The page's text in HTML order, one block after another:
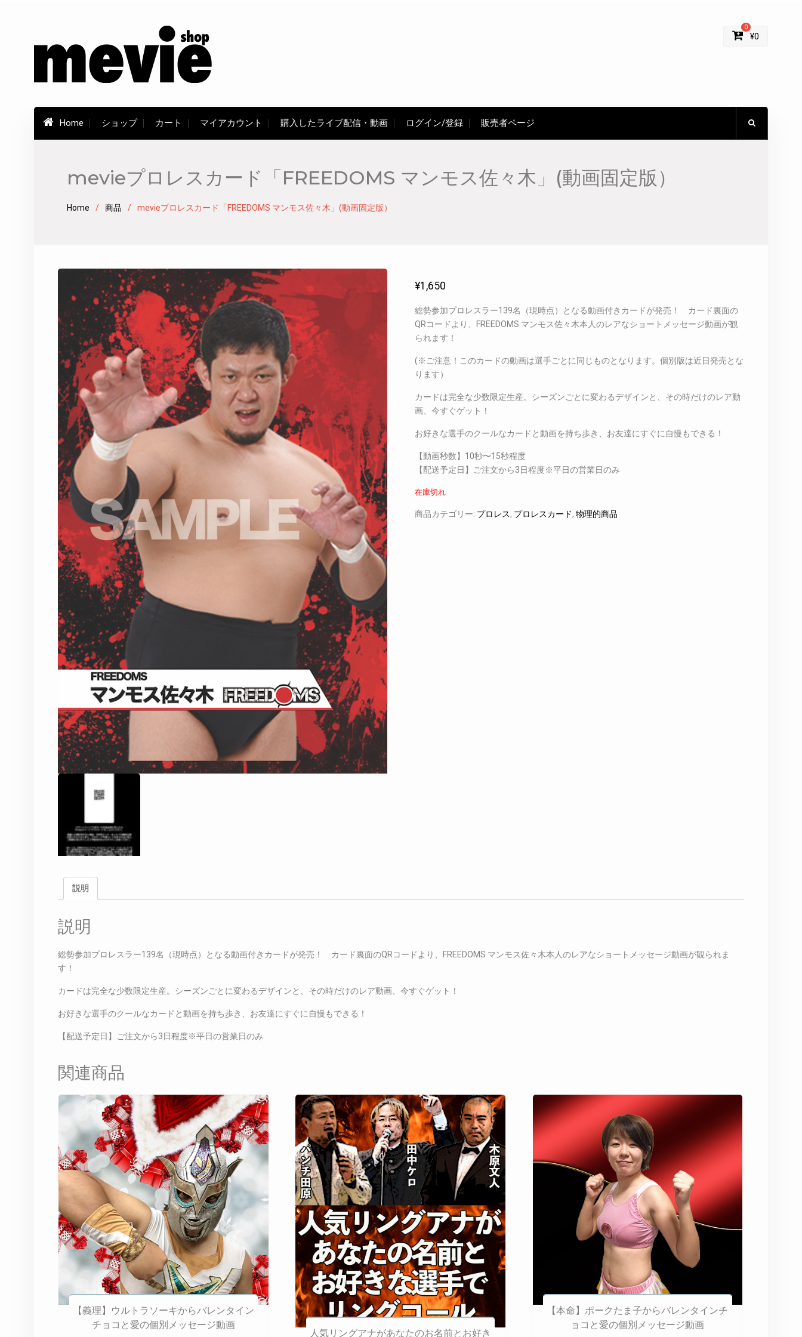
0
¥0
Home ショップ カート マイアカウント 購入したライブ配信・動画 ログイン/登録 販売者ページ
mevieプロレスカード「FREEDOMS マンモス佐々木」(動画固定版）
Home 商品 mevieプロレスカード「FREEDOMS マンモス佐々木」(動画固定版）
¥1,650
総勢参加プロレスラー139名（現時点）となる動画付きカードが発売！ カード裏面の
QRコードより、FREEDOMS マンモス佐々木本人のレアなショートメッセージ動画が観
られます！
(※ご注意！このカードの動画は選手ごとに同じものとなります。個別版は近日発売とな
ります）
カードは完全な少数限定生産。シーズンごとに変わるデザインと、その時だけのレア動
画、今すぐゲット！
お好きな選手のクールなカードと動画を持ち歩き、お友達にすぐに自慢もできる！
【動画秒数】10秒〜15秒程度
【配送予定日】ご注文から3日程度※平日の営業日のみ
在庫切れ
商品カテゴリー: プロレス, プロレスカード, 物理的商品
説明
説明
総勢参加プロレスラー139名（現時点）となる動画付きカードが発売！ カード裏面のQRコードより、FREEDOMS マンモス佐々木本人のレアなショートメッセージ動画が観られま
す！
カードは完全な少数限定生産。シーズンごとに変わるデザインと、その時だけのレア動画、今すぐゲット！
お好きな選手のクールなカードと動画を持ち歩き、お友達にすぐに自慢もできる！
【配送予定日】ご注文から3日程度※平日の営業日のみ
関連商品
【義理】ウルトラソーキからバレンタイン
チョコと愛の個別メッセージ動画
人気リングアナがあなたのお名前とお好き
【本命】ポークたま子からバレンタインチ
ョコと愛の個別メッセージ動画